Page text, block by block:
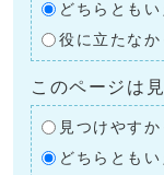
どちらとも
役に立たなか
このページは
見つけやすか
どちらとも